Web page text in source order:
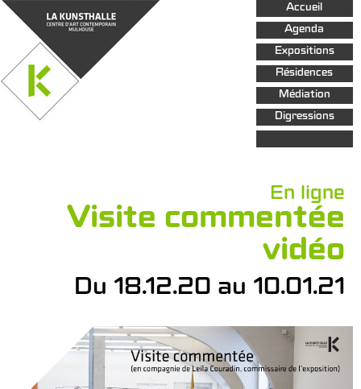
Aller au
contenu
principal
Accueil
Agenda
Expositions
Résidences
Médiation
Digressions
En ligne
Visite commentée
vidéo
Du 18.12.20 au 10.01.21